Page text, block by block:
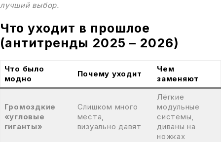
лучший выбор.
Что уходит в прошлое
(антитренды 2025 – 2026)
Что было
модно
Почему уходит
Чем
заменяют
Громоздкие
«угловые
гиганты»
Слишком много
места,
визуально давят
Лёгкие
модульные
системы,
диваны на
ножках